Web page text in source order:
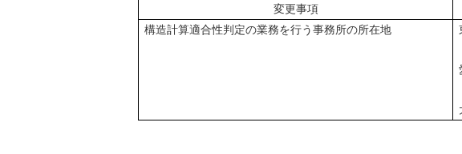
変更事項
構造計算適合性判定の業務を行う事務所の所在地